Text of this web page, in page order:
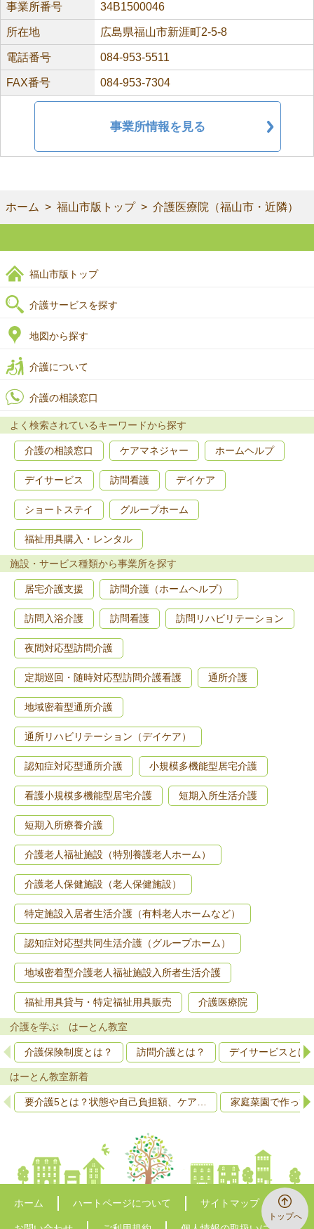
事業所番号 34B1500046
所在地 広島県福山市新涯町2-5-8
電話番号 084-953-5511
FAX番号 084-953-7304
事業所情報を見る
ホーム 福山市版トップ 介護医療院（福山市・近隣）
トップへ
福山市版トップ
介護サービスを探す
地図から探す
介護について
介護の相談窓口
よく検索されているキーワードから探す
介護の相談窓口 ケアマネジャー ホームヘルプ
デイサービス 訪問看護 デイケア
ショートステイ グループホーム
福祉用具購入・レンタル
施設・サービス種類から事業所を探す
居宅介護支援 訪問介護（ホームヘルプ）
訪問入浴介護 訪問看護 訪問リハビリテーション
夜間対応型訪問介護
定期巡回・随時対応型訪問介護看護 通所介護
地域密着型通所介護
通所リハビリテーション（デイケア）
認知症対応型通所介護 小規模多機能型居宅介護
看護小規模多機能型居宅介護 短期入所生活介護
短期入所療養介護
介護老人福祉施設（特別養護老人ホーム）
介護老人保健施設（老人保健施設）
特定施設入居者生活介護（有料老人ホームなど）
認知症対応型共同生活介護（グループホーム）
地域密着型介護老人福祉施設入所者生活介護
福祉用具貸与・特定福祉用具販売 介護医療院
介護を学ぶ はーとん教室
介護保険制度とは？ 訪問介護とは？ デイサービスとは
はーとん教室新着
要介護5とは？状態や自己負担額、ケア… 家庭菜園で作っ
ホーム ハートページについて サイトマップ